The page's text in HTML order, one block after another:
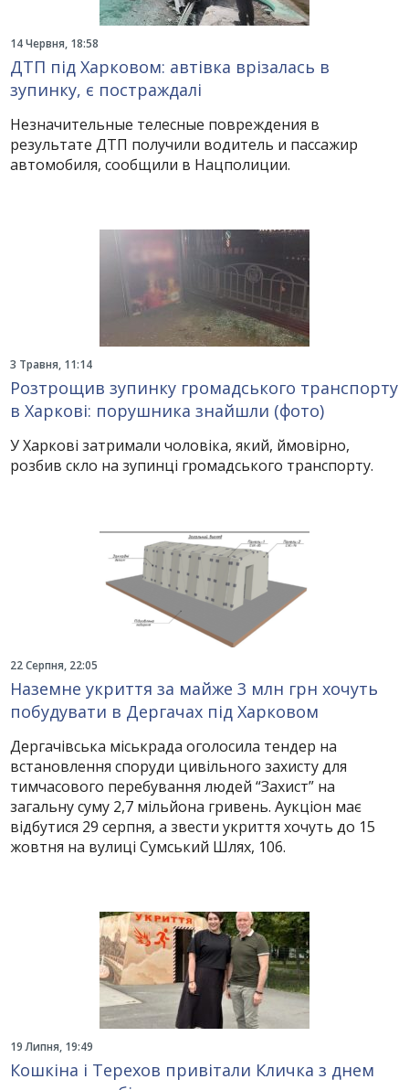
14 Червня, 18:58
ДТП під Харковом: автівка врізалась в
зупинку, є постраждалі
Незначительные телесные повреждения в
результате ДТП получили водитель и пассажир
автомобиля, сообщили в Нацполиции.
3 Травня, 11:14
Розтрощив зупинку громадського транспорту
в Харкові: порушника знайшли (фото)
У Харкові затримали чоловіка, який, ймовірно,
розбив скло на зупинці громадського транспорту.
22 Серпня, 22:05
Наземне укриття за майже 3 млн грн хочуть
побудувати в Дергачах під Харковом
Дергачівська міськрада оголосила тендер на
встановлення споруди цивільного захисту для
тимчасового перебування людей “Захист” на
загальну суму 2,7 мільйона гривень. Аукціон має
відбутися 29 серпня, а звести укриття хочуть до 15
жовтня на вулиці Сумський Шлях, 106.
19 Липня, 19:49
Кошкіна і Терехов привітали Кличка з днем